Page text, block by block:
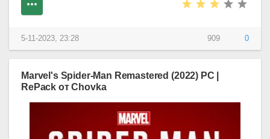
909 0
5-11-2023, 23:28
Marvel's Spider-Man Remastered (2022) PC |
RePack от Chovka